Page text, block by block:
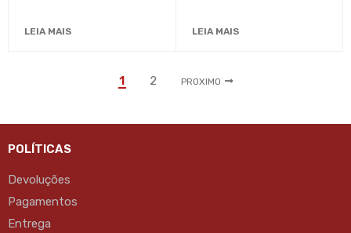
LEIA MAIS LEIA MAIS
1 2 PROXIMO
POLÍTICAS
Devoluções
Pagamentos
Entrega